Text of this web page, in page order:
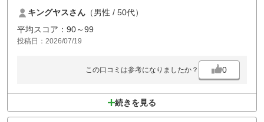
キングヤスさん （男性 / 50代）
平均スコア：90～99
投稿日：2026/07/19
この口コミは参考になりましたか？ 0
続きを見る